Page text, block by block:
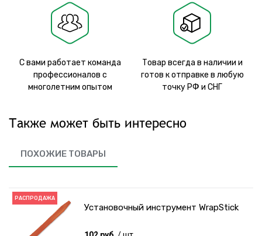
С вами работает команда
профессионалов с
многолетним опытом
Товар всегда в наличии и
готов к отправке в любую
точку РФ и СНГ
Также может быть интересно
ПОХОЖИЕ ТОВАРЫ
РАСПРОДАЖА
Установочный инструмент WrapStick